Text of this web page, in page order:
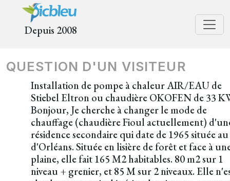
Depuis 2008
QUESTION D'UN VISITEUR
Installation de pompe à chaleur AIR/EAU de
Stiebel Eltron ou chaudière OKOFEN de 33
Bonjour, Je cherche à changer le mode de
chauffage (chaudière Fioul actuellement)
résidence secondaire qui date de 1965 située
d'Orléans. Située en lisière de forêt et face à
plaine, elle fait 165 M2 habitables. 80 m2 sur 1
niveau + grenier, et 85 M sur 2 niveaux. Elle